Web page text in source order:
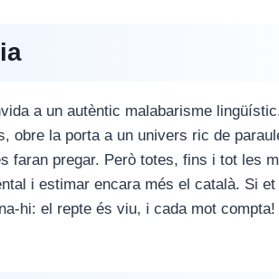
a un autèntic malabarisme
obre la porta a un univers ric de
faran pregar. Però totes, fins i tot les
i estimar encara més el català. Si
hi: el repte és viu, i cada mot compta!